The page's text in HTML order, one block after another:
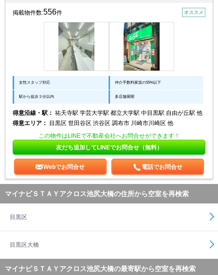
掲載物件数:556件 オススメ
女性スタッフ対応 仲介手数料家賃の55%以下
駅から徒歩３分以内 多店舗展開
得意沿線・駅： 祐天寺駅 学芸大学駅 都立大学駅 中目黒駅 自由が丘駅 他
得意エリア：
目黒区 世田谷区 渋谷区 調布市 川崎市川崎区 他
この物件はLINEで不動産会社へお問合せができます！
友だち追加してLINEでお問合せ（無料）
Webでお問合せ 電話でお問合せ
マイナビＳＴＡＹアクロス池尻大橋の住所から空室を再検索
目黒区
目黒区大橋
マイナビＳＴＡＹアクロス池尻大橋の最寄駅から空室を再検索